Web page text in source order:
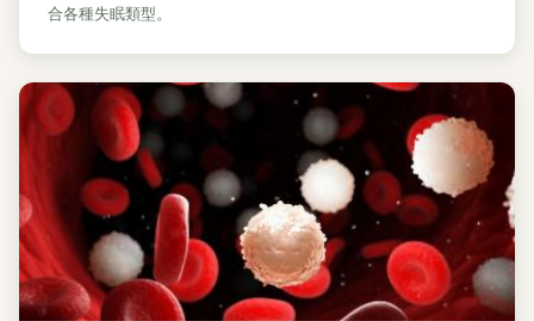
合各種失眠類型。